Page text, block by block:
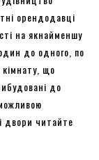
орендодавці
на якнайменшу
до одного, по
що
до
двори читайте